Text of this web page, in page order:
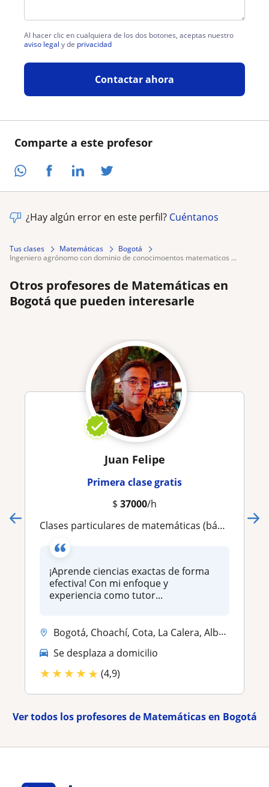
Comparte a este profesor
Al hacer clic en cualquiera de los dos botones, aceptas nuestro
aviso legal y de privacidad
Contactar ahora
¿Hay algún error en este perfil? Cuéntanos
Tus clases Matemáticas
Bogotá
ingeniero agrónomo con dominio de conocimoentos matematicos ...
Otros profesores de Matemáticas en
Bogotá que pueden interesarle
Juan Felipe
Primera clase gratis
$ 37000/h
Clases particulares de matemáticas (básicas, cálculo diferencial, integral) álgebra lineal, geometría, estadística
¡Aprende ciencias exactas de forma
efectiva! Con mi enfoque y
experiencia como tutor...
Bogotá, Choachí, Cota, La Calera, Albán (Cundinamarca), Anolaima, Chía...
Se desplaza a domicilio
★★★★★ (4,9)
Ver todos los profesores de Matemáticas en Bogotá